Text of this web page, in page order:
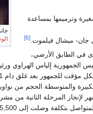
وترميمها بمساعدة
جان- ميشال فيلموت.[6]
في الطابق الأرضي،
الجمهورية إلياس الهراوي
والمتوسطة الحجم من
المتحف لمدة 5 أشهر لإنجاز المرحلة